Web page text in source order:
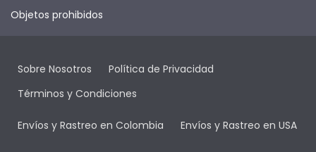
Objetos prohibidos
Sobre Nosotros
Política de Privacidad
Términos y Condiciones
Envíos y Rastreo en Colombia Envíos y Rastreo en USA